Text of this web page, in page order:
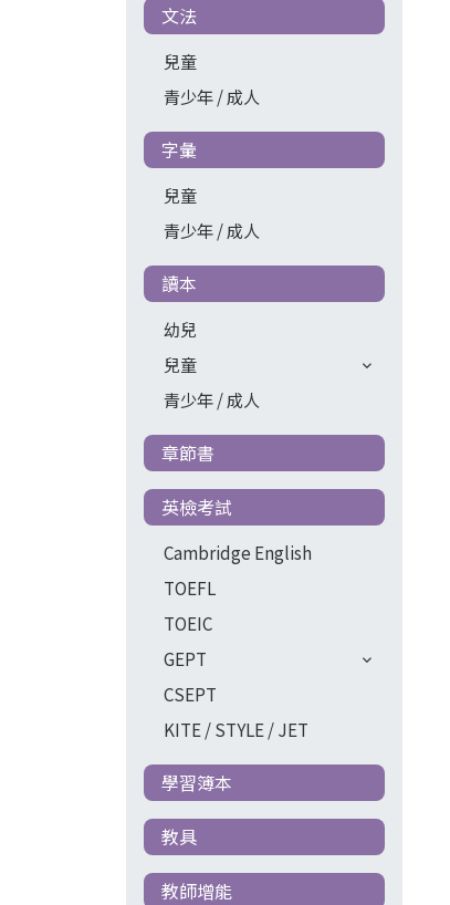
文法
兒童
青少年 / 成人
字彙
兒童
青少年 / 成人
讀本
幼兒
兒童
青少年 / 成人
章節書
英檢考試
Cambridge English
TOEFL
TOEIC
GEPT
CSEPT
KITE / STYLE / JET
學習簿本
教具
教師增能